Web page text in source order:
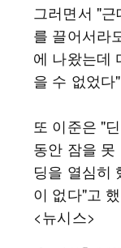
그러면서 "
를 끌어서라
에 나왔는데
을 수 없었다
또 이준은 "
동안 잠을
딩을 열심히
이 없다"고
<뉴시스>